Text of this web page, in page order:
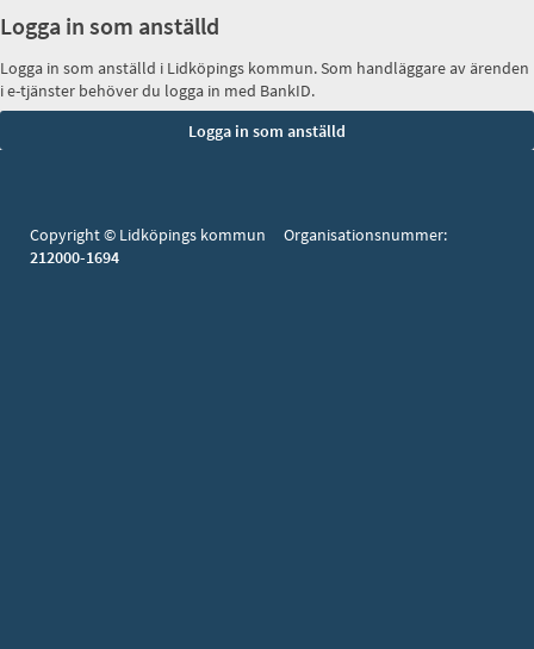
Logga in som anställd
Logga in som anställd i Lidköpings kommun. Som handläggare av ärenden
i e-tjänster behöver du logga in med BankID.
Copyright © Lidköpings kommun Organisationsnummer:
212000-1694